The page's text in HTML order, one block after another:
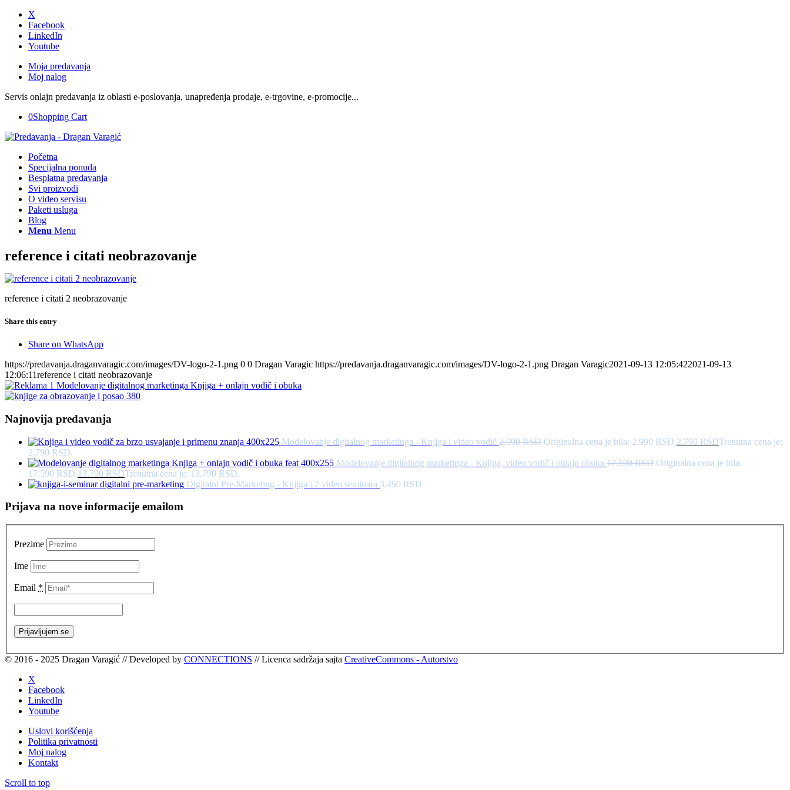
X
Facebook
LinkedIn
Youtube
Moja predavanja
Moj nalog
Servis onlajn predavanja iz oblasti e-poslovanja, unapređenja prodaje, e-trgovine, e-promocije...
0Shopping Cart
Početna
Specijalna ponuda
Besplatna predavanja
Svi proizvodi
O video servisu
Paketi usluga
Blog
Menu Menu
reference i citati neobrazovanje
reference i citati 2 neobrazovanje
Share this entry
Share on WhatsApp
https://predavanja.draganvaragic.com/images/DV-logo-2-1.png 0 0 Dragan Varagic https://predavanja.draganvaragic.com/images/DV-logo-2-1.png Dragan Varagic2021-09-13 12:05:422021-09-13
12:06:11reference i citati neobrazovanje
Najnovija predavanja
Modelovanje digitalnog marketinga - Knjiga i video vodič 2.990RSD Originalna cena je bila: 2.990 RSD.2.790 RSDTrenutna cena je:
2.790 RSD.
Modelovanje digitalnog marketinga - Knjiga, video vodič i onlajn obuka 17.590RSD Originalna cena je bila:
17.590 RSD.13.790 RSDTrenutna cena je: 13.790 RSD.
Digitalni Pre-Marketing - Knjiga i 2 video seminara 3.490 RSD
Prijava na nove informacije emailom
Prezime
Ime
Email *
© 2016 - 2025 Dragan Varagić // Developed by CONNECTIONS // Licenca sadržaja sajta CreativeCommons - Autorstvo
X
Facebook
LinkedIn
Youtube
Uslovi korišćenja
Politika privatnosti
Moj nalog
Kontakt
Scroll to top